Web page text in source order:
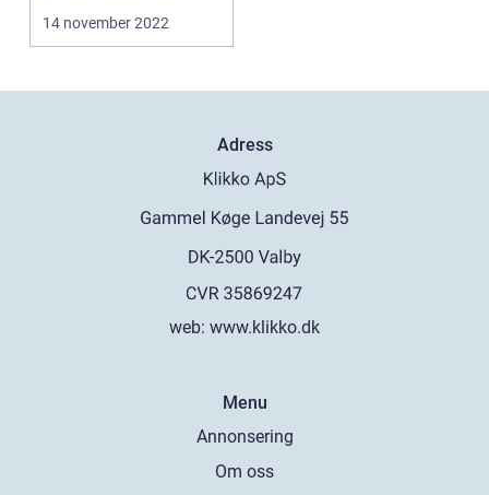
Malmö ...
14 november 2022
Adress
web: www.klikko.dk
Menu
Annonsering
Om oss